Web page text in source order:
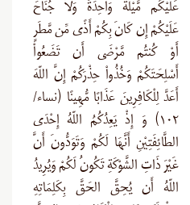
عَلَيْكُم مَّيْلَةً وَاحِدَةً وَلاَ جُنَاحَ
عَلَيْكُمْ إِن كَانَ بِكُمْ أَذًى مِّن مَّطَرٍ
أَوْ كُنتُم مَّرْضَى أَن تَضَعُواْ
أَسْلِحَتَكُمْ وَخُذُواْ حِذْرَكُمْ إِنَّ اللّهَ
أَعَدَّ لِلْكَافِرِينَ عَذَابًا مُّهِينًا (نساء/
۱۰۲) وَ إِذْ يَعِدُكُمُ اللّهُ إِحْدَى
الطَّائِفَتِيْنِ أَنَّهَا لَكُمْ وَتَوَدُّونَ أَنَّ
غَيْرَ ذَاتِ الشَّوْكَةِ تَكُونُ لَكُمْ وَيُرِيدُ
اللّهُ أَن يُحِقَّ الحَقَّ بِكَلِمَاتِهِ